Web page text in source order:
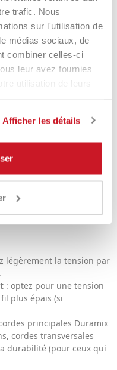
trafic. Nous
sur l'utilisation de
médias sociaux, de
combiner celles-ci
leur avez fournies
Afficher les détails
pour une gestion
allez
les lignes
légèrement la tension par
: optez pour une tension
plus épais (si
principales Duramix
cordes transversales
durabilité (pour ceux qui